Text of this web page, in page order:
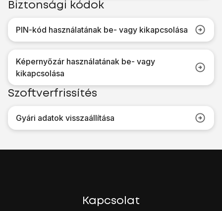
Biztonsági kódok
PIN-kód használatának be- vagy kikapcsolása
Képernyőzár használatának be- vagy
kikapcsolása
Szoftverfrissítés
Gyári adatok visszaállítása
Kapcsolat